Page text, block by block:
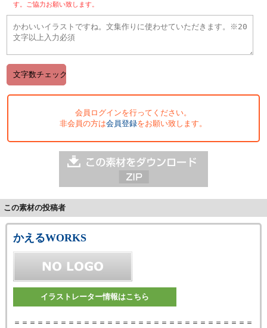
す。ご協力お願い致します。
会員ログインを行ってください。
非会員の方は会員登録をお願い致します。
この素材の投稿者
かえるWORKS
イラストレーター情報はこちら
＝＝＝＝＝＝＝＝＝＝＝＝＝＝＝＝＝＝＝＝＝＝＝＝＝＝＝＝＝＝＝